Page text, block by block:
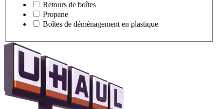
Retours de boîtes
Propane
Boîtes de déménagement en plastique